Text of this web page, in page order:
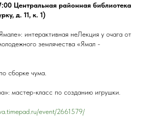
Центральная районная библиотека
д. 11, к. 1)
интерактивная неЛекция у очага от
землячества «Ямал -
сборке чума.
мастер-класс по созданию игрушки.
event/2661579/